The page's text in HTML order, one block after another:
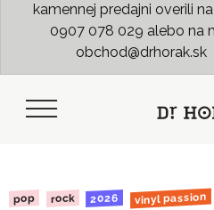
kamennej predajni overili
0907 078 029 alebo na
obchod@drhorak.sk
pop rock 2026 vinyl passion